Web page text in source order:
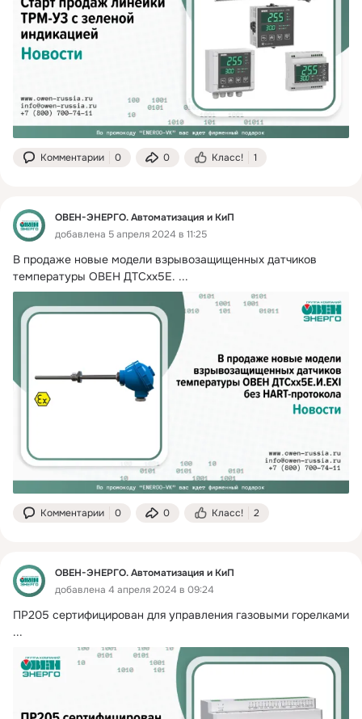
Комментарии 0 0 Класс! 1
ОВЕН-ЭНЕРГО. Автоматизация и КиП
добавлена 5 апреля 2024 в 11:25
В продаже новые модели взрывозащищенных датчиков
температуры ОВЕН ДТСхх5Е. ...
Комментарии 0 0 Класс! 2
ОВЕН-ЭНЕРГО. Автоматизация и КиП
добавлена 4 апреля 2024 в 09:24
ПР205 сертифицирован для управления газовыми горелками
...